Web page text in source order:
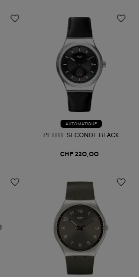
AUTOMATIQUE
PETITE SECONDE BLACK
CHF 220,00